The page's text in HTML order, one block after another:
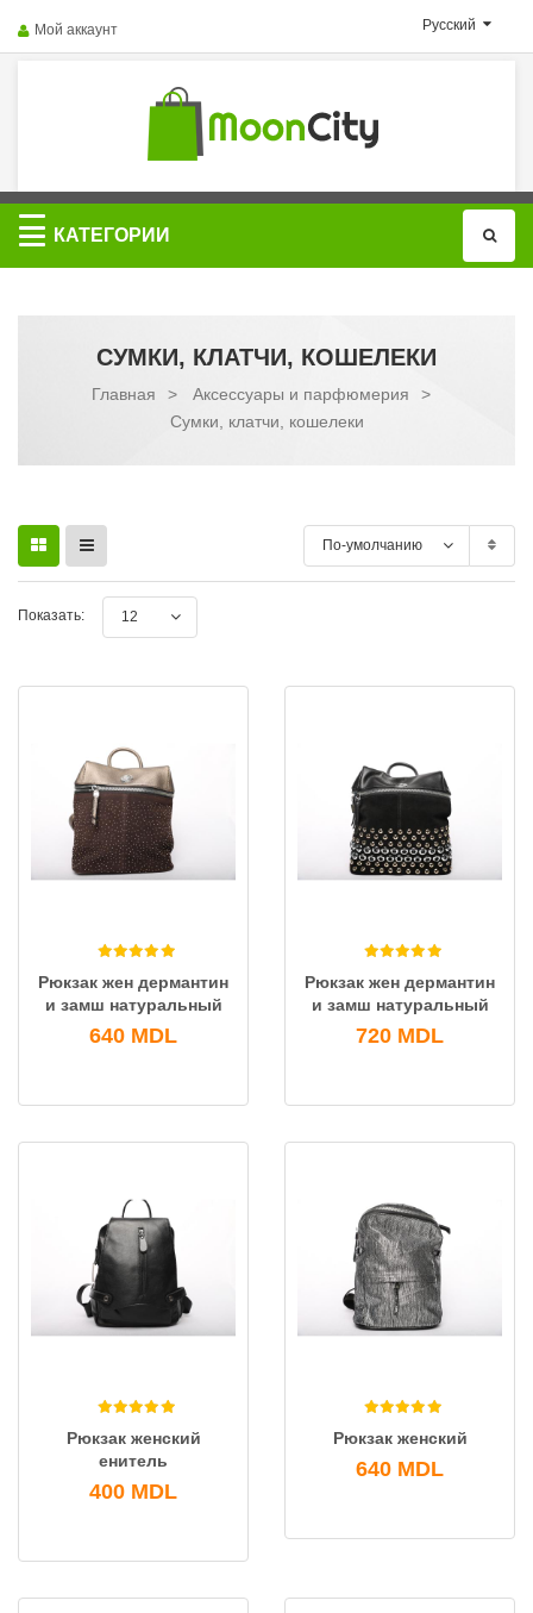
Русский
Мой аккаунт
Категории
КАТЕГОРИИ
СУМКИ, КЛАТЧИ, КОШЕЛЕКИ
Главная > Аксессуары и парфюмерия
>
Сумки, клатчи, кошелеки
По-умолчанию
Показать: 12
Рюкзак жен дермантин
и замш натуральный
640 MDL
Рюкзак жен дермантин
и замш натуральный
720 MDL
Рюкзак женский
енитель
400 MDL
Рюкзак женский
640 MDL